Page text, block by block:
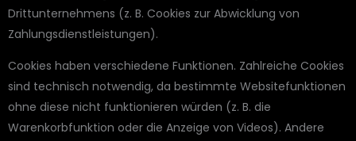
Drittunternehmens (z. B. Cookies zur Abwicklung von
Zahlungsdienstleistungen).
Cookies haben verschiedene Funktionen. Zahlreiche Cookies
sind technisch notwendig, da bestimmte Websitefunktionen
ohne diese nicht funktionieren würden (z. B. die
Warenkorbfunktion oder die Anzeige von Videos). Andere